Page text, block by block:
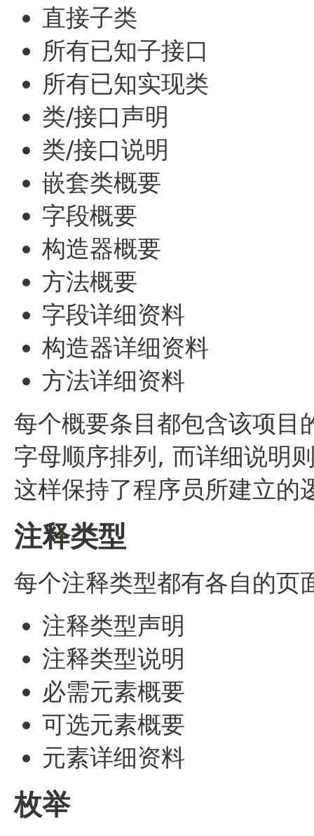
直接子类
所有已知子接口
所有已知实现类
类/接口声明
类/接口说明
嵌套类概要
字段概要
构造器概要
方法概要
字段详细资料
构造器详细资料
方法详细资料
每个概要条目都包含该项目
字母顺序排列, 而详细说明
这样保持了程序员所建立的
注释类型
每个注释类型都有各自的页
注释类型声明
注释类型说明
必需元素概要
可选元素概要
元素详细资料
枚举